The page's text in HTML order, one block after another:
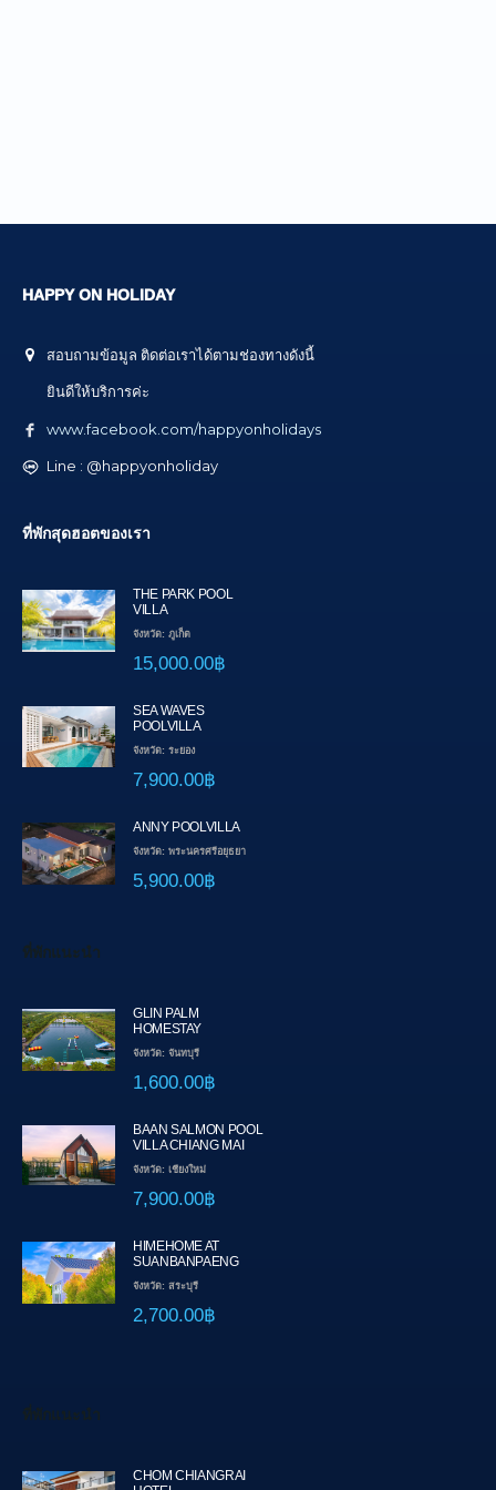
HAPPY ON HOLIDAY
สอบถามข้อมูล ติดต่อเราได้ตามช่องทางดังนี้
ยินดีให้บริการค่ะ
www.facebook.com/happyonholidays
Line : @happyonholiday
ที่พักสุดฮอตของเรา
THE PARK POOL
VILLA
จังหวัด: ภูเก็ต
15,000.00฿
SEA WAVES
POOLVILLA
จังหวัด: ระยอง
7,900.00฿
ANNY POOLVILLA
จังหวัด: พระนครศรีอยุธยา
5,900.00฿
ที่พักแนะนำ
GLIN PALM
HOMESTAY
จังหวัด: จันทบุรี
1,600.00฿
BAAN SALMON POOL
VILLA CHIANG MAI
จังหวัด: เชียงใหม่
7,900.00฿
HIMEHOME AT
SUANBANPAENG
จังหวัด: สระบุรี
2,700.00฿
ที่พักแนะนำ
CHOM CHIANGRAI